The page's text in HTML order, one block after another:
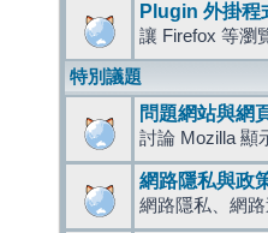
Plugin 外掛
讓 Firefox 等瀏
特別議題
問題網站與網
討論 Mozilla 顯
網路隱私與政
網路隱私、網